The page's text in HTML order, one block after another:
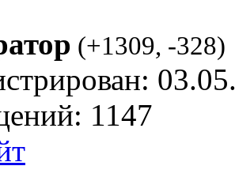
(+1309, -328)
1147